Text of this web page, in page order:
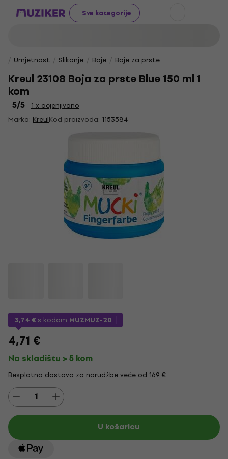
Sve kategorije
Umjetnost Slikanje Boje Boje za prste
Kreul 23108 Boja za prste Blue 150 ml 1
kom
5/5
1 x ocjenjivano
Marka: KreulKod proizvoda: 1153584
3,74 € s kodom MUZMUZ-20
4,71 €
Na skladištu > 5 kom
Besplatna dostava za narudžbe veće od 169 €
U košaricu